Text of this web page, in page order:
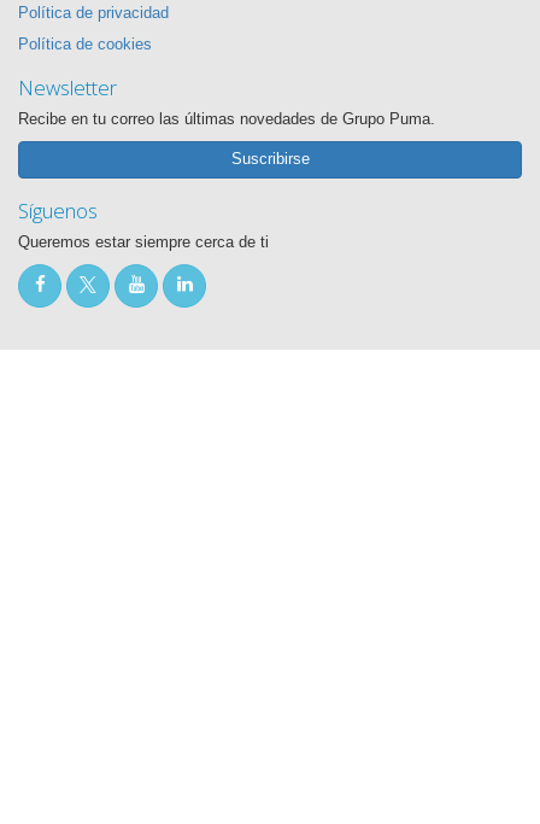
Política de privacidad
Política de cookies
Newsletter
Recibe en tu correo las últimas novedades de Grupo Puma.
Suscribirse
Síguenos
Queremos estar siempre cerca de ti